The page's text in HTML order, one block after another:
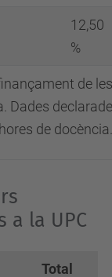
de
Dades
de docència.
12,50
%
a la UPC
Total